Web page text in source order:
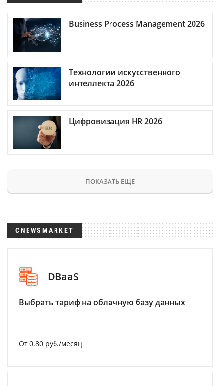
Business Process Management 2026
Технологии искусственного
интеллекта 2026
Цифровизация HR 2026
ПОКАЗАТЬ ЕЩЕ
CNEWSMARKET
DBaaS
Выбрать тариф на облачную базу данных
От 0.80 руб./месяц